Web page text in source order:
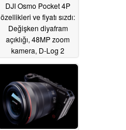
DJI Osmo Pocket 4P
özellikleri ve fiyatı sızdı:
Değişken diyafram
açıklığı, 48MP zoom
kamera, D-Log 2
05/17/2026